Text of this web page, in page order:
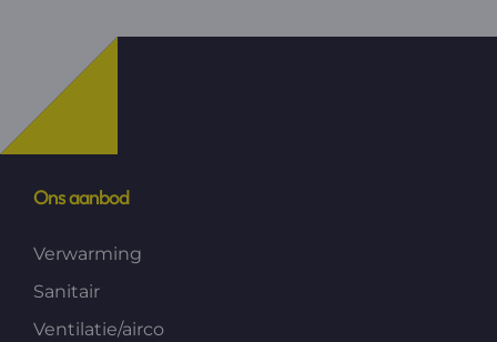
Ons aanbod
Verwarming
Sanitair
Ventilatie/airco